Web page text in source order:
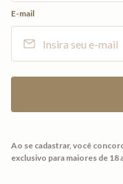
E-mail
Ao se cadastrar, você
exclusivo para maiores de 18